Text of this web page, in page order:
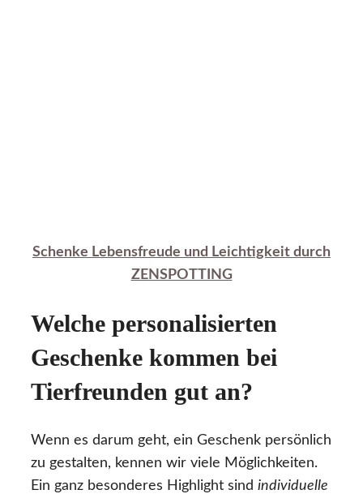
Schenke Lebensfreude und Leichtigkeit durch
ZENSPOTTING
Welche personalisierten
Geschenke kommen bei
Tierfreunden gut an?
Wenn es darum geht, ein Geschenk persönlich
zu gestalten, kennen wir viele Möglichkeiten.
Ein ganz besonderes Highlight sind individuelle